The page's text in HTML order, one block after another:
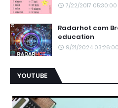
7/22/2017 05:30:00
Radarhot com
education
9/21/2024
YOUTUBE